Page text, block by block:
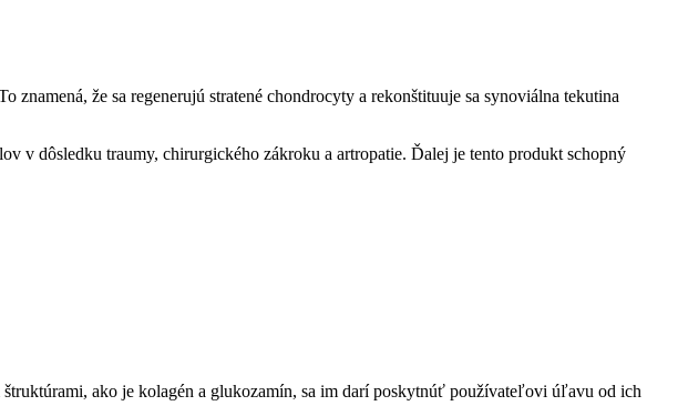
že sa regenerujú stratené chondrocyty a rekonštituuje sa synoviálna tekutina
v dôsledku traumy, chirurgického zákroku a artropatie. Ďalej je tento produkt schopný
ako je kolagén a glukozamín, sa im darí poskytnúť používateľovi úľavu od ich